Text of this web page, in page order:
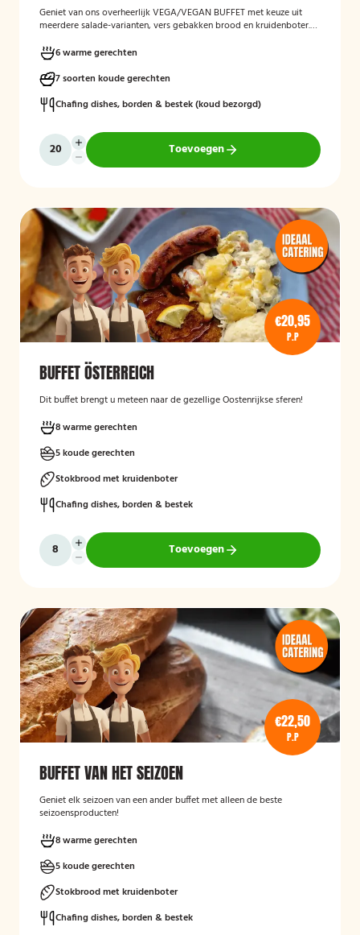
Geniet van ons overheerlijk VEGA/VEGAN BUFFET met keuze uit
meerdere salade-varianten, vers gebakken brood en kruidenboter.
6 warme gerechten
7 soorten koude gerechten
Chafing dishes, borden & bestek (koud bezorgd)
Toevoegen
€20,95
P.P
BUFFET ÖSTERREICH
Dit buffet brengt u meteen naar de gezellige Oostenrijkse sferen!
8 warme gerechten
5 koude gerechten
Stokbrood met kruidenboter
Chafing dishes, borden & bestek
Toevoegen
€22,50
P.P
BUFFET VAN HET SEIZOEN
Geniet elk seizoen van een ander buffet met alleen de beste
seizoensproducten!
8 warme gerechten
5 koude gerechten
Stokbrood met kruidenboter
Chafing dishes, borden & bestek